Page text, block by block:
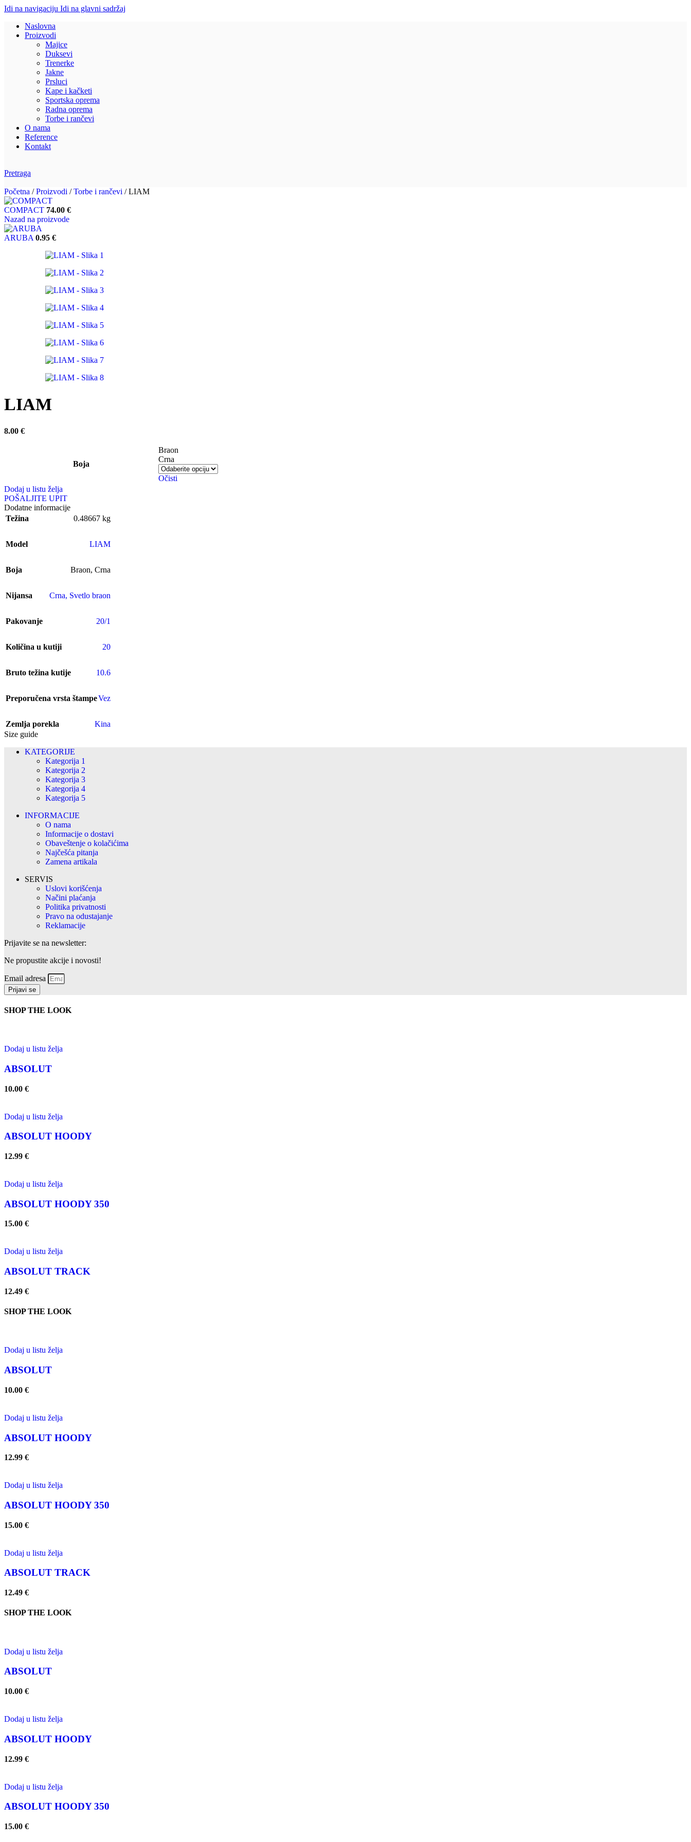
Idi na navigaciju Idi na glavni sadržaj
Naslovna
Proizvodi
Majice
Duksevi
Trenerke
Jakne
Prsluci
Kape i kačketi
Sportska oprema
Radna oprema
Torbe i rančevi
O nama
Reference
Kontakt
Pretraga
Početna / Proizvodi / Torbe i rančevi / LIAM
COMPACT 74.00 €
Nazad na proizvode
ARUBA 0.95 €
LIAM
8.00 €
Boja
Braon
Crna
Očisti
Dodaj u listu želja
POŠALJITE UPIT
Dodatne informacije
Težina
0.48667 kg
Model LIAM
Boja Braon, Crna
Nijansa Crna, Svetlo braon
Pakovanje 20/1
Količina u kutiji 20
Bruto težina kutije 10.6
Preporučena vrsta štampeVez
Zemlja porekla
Kina
Size guide
KATEGORIJE
Kategorija 1
Kategorija 2
Kategorija 3
Kategorija 4
Kategorija 5
INFORMACIJE
O nama
Informacije o dostavi
Obaveštenje o kolačićima
Najčešća pitanja
Zamena artikala
SERVIS
Uslovi korišćenja
Načini plaćanja
Politika privatnosti
Pravo na odustajanje
Reklamacije
Prijavite se na newsletter:
Ne propustite akcije i novosti!
Email adresa
Prijavi se
SHOP THE LOOK
Dodaj u listu želja
ABSOLUT
10.00 €
Dodaj u listu želja
ABSOLUT HOODY
12.99 €
Dodaj u listu želja
ABSOLUT HOODY 350
15.00 €
Dodaj u listu želja
ABSOLUT TRACK
12.49 €
SHOP THE LOOK
Dodaj u listu želja
ABSOLUT
10.00 €
Dodaj u listu želja
ABSOLUT HOODY
12.99 €
Dodaj u listu želja
ABSOLUT HOODY 350
15.00 €
Dodaj u listu želja
ABSOLUT TRACK
12.49 €
SHOP THE LOOK
Dodaj u listu želja
ABSOLUT
10.00 €
Dodaj u listu želja
ABSOLUT HOODY
12.99 €
Dodaj u listu želja
ABSOLUT HOODY 350
15.00 €